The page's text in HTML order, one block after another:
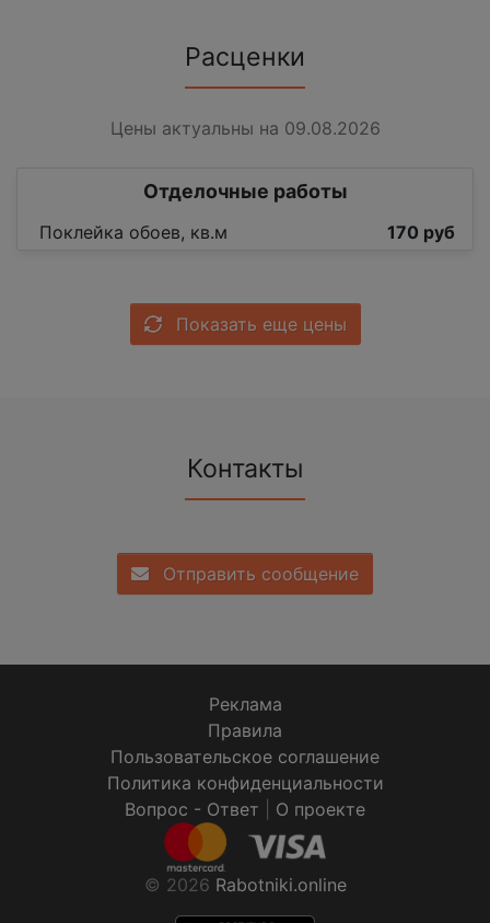
Расценки
Цены актуальны на 09.08.2026
Отделочные работы
Поклейка обоев, кв.м 170 руб
Показать еще цены
Контакты
Отправить сообщение
Реклама
Правила
Пользовательское соглашение
Политика конфиденциальности
Вопрос - Ответ
О проекте
© 2026 Rabotniki.online